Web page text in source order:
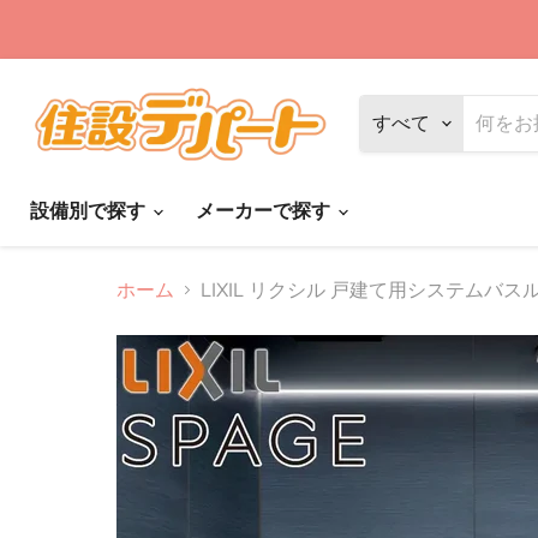
すべて
設備別で探す メーカーで探す
ホーム LIXIL リクシル 戸建て用システムバス